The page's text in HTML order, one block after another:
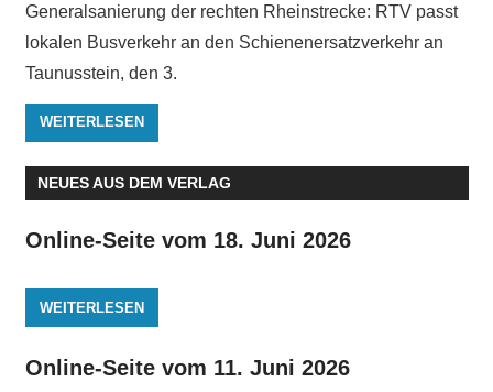
Generalsanierung der rechten Rheinstrecke: RTV passt
lokalen Busverkehr an den Schienenersatzverkehr an
Taunusstein, den 3.
WEITERLESEN
NEUES AUS DEM VERLAG
Online-Seite vom 18. Juni 2026
WEITERLESEN
Online-Seite vom 11. Juni 2026